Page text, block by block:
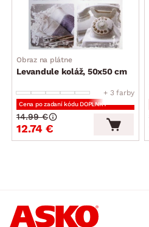
Obraz na plátne
Levandule koláž, 50x50 cm
+ 3 farby
Cena po zadaní kódu DOPLNKY
12.74 €
14.99 €